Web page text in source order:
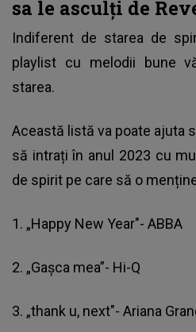
sa le asculți de
Indiferent de starea de
playlist cu melodii bune
starea.
Această listă va poate ajuta
să intrați în anul 2023 cu
de spirit pe care să o
1. „Happy New Year"- ABBA
2. „Gaşca mea”- Hi-Q
3. „thank u, next"- Ariana